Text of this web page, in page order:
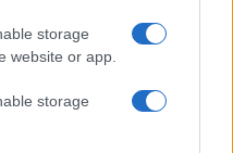
storage
website or app.
storage
per visita privata̶…